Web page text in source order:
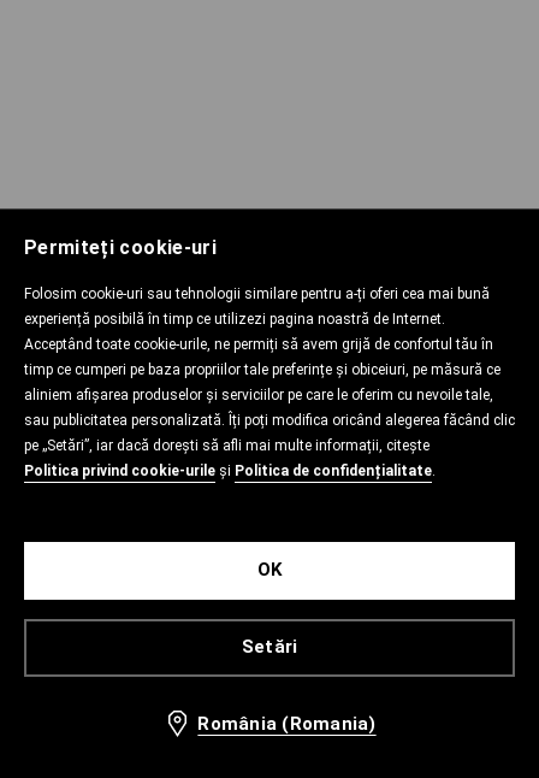
Permiteți cookie-uri
Folosim cookie-uri sau tehnologii similare pentru a-ți oferi cea mai bună
experiență posibilă în timp ce utilizezi pagina noastră de Internet.
Acceptând toate cookie-urile, ne permiți să avem grijă de confortul tău în
timp ce cumperi pe baza propriilor tale preferințe și obiceiuri, pe măsură ce
aliniem afișarea produselor și serviciilor pe care le oferim cu nevoile tale,
sau publicitatea personalizată. Îți poți modifica oricând alegerea făcând clic
pe „Setări”, iar dacă dorești să afli mai multe informații, citește
Politica privind cookie-urile și Politica de confidențialitate.
Setări
OK
România (Romania)